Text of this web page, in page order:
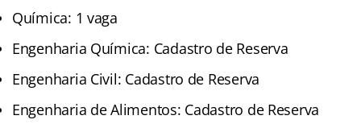
Química: 1 vaga
Engenharia Química: Cadastro de Reserva
Engenharia Civil: Cadastro de Reserva
Engenharia de Alimentos: Cadastro de Reserva